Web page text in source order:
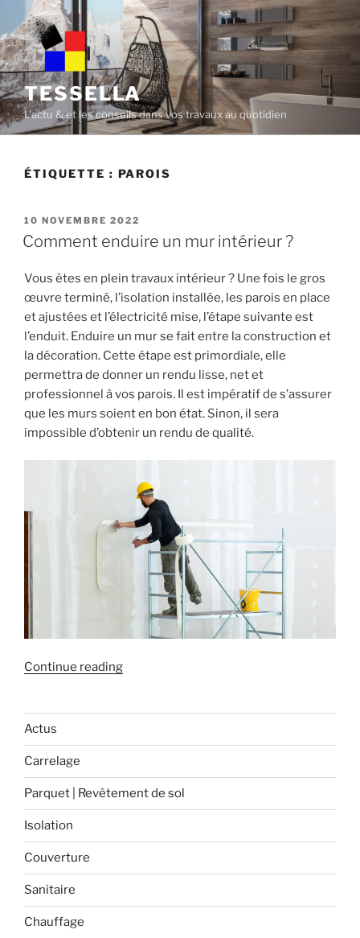
content
TESSELLA
L'actu & et les conseils dans vos travaux au quotidien
ÉTIQUETTE : PAROIS
POSTED
ON
10 NOVEMBRE 2022
Comment enduire un mur intérieur ?
Vous êtes en plein travaux intérieur ? Une fois le gros
œuvre terminé, l’isolation installée, les parois en place
et ajustées et l’électricité mise, l’étape suivante est
l’enduit. Enduire un mur se fait entre la construction et
la décoration. Cette étape est primordiale, elle
permettra de donner un rendu lisse, net et
professionnel à vos parois. Il est impératif de s’assurer
que les murs soient en bon état. Sinon, il sera
impossible d’obtenir un rendu de qualité.
Continue reading« Comment
intérieur
Actus
Carrelage
Parquet | Revêtement de sol
Isolation
Couverture
Sanitaire
Chauffage